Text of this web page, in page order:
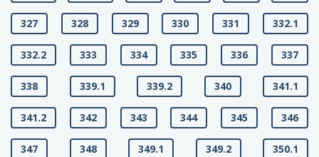
327 328 329 330 331 332.1
332.2 333 334 335 336 337
338 339.1 339.2 340 341.1
341.2 342 343 344 345 346
347 348 349.1 349.2 350.1